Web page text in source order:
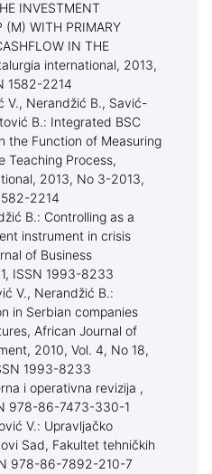
INVESTMENT
(M) WITH PRIMARY
IN THE
international, 2013,
1582-2214
V., Nerandžić B., Savić-
B.: Integrated BSC
the Function of Measuring
Teaching Process,
2013, No 3-2013,
2214
B.: Controlling as a
instrument in crisis
of Business
ISSN 1993-8233
V., Nerandžić B.:
in Serbian companies
African Journal of
2010, Vol. 4, No 18,
1993-8233
i operativna revizija ,
978-86-7473-330-1
V.: Upravljačko
Sad, Fakultet tehničkih
978-86-7892-210-7